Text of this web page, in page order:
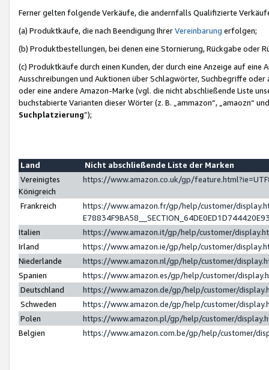
Ferner gelten folgende Verkäufe, die andernfalls Qualifizierte
(a) Produktkäufe, die nach Beendigung IhrerVereinbarung erfolgen;
(b) Produktbestellungen, bei denen eine Stornierung, Rückgabe oder
(c) Produktkäufe durch einen Kunden, der durch eine Anzeige auf
Ausschreibungen und Auktionen über Schlagwörter, Suchbegriffe
oder eine andere Amazon-Marke (vgl. die nicht abschließende Liste
buchstabierte Varianten dieser Wörter (z. B. „ammazon“, „amaozn“
Suchplatzierung”);
Land
Nicht abschließende Liste der Marken
Vereinigtes
Königreich
https://www.amazon.co.uk/gp/
Frankreich
https://www.amazon.fr/gp/help/customer/
Italien
https://www.amazon.it/gp/help/customer/
Irland
https://www.amazon.ie/gp/help/customer/
Niederlande
https://www.amazon.nl/gp/help/customer/
Spanien
https://www.amazon.es/gp/help/customer/
Deutschland
https://www.amazon.de/gp/help/customer/
Schweden
https://www.amazon.de/gp/help/customer/
Polen
https://www.amazon.pl/gp/help/customer/
Belgien
https://www.amazon.com.be/gp/help/customer/